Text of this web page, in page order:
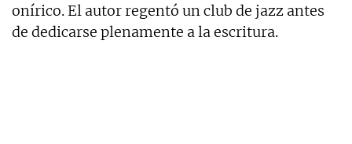
onírico. El autor regentó un club de jazz antes
de dedicarse plenamente a la escritura.